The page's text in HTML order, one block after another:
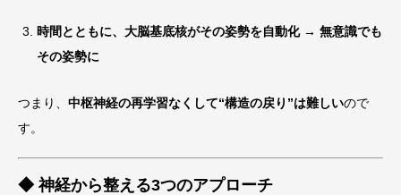
時間とともに、大脳基底核がその姿勢を自動化 → 無意識でも
その姿勢に
つまり、 中枢神経の再学習なくして“構造の戻り”は難しいので
す。
◆ 神経から整える3つのアプローチ